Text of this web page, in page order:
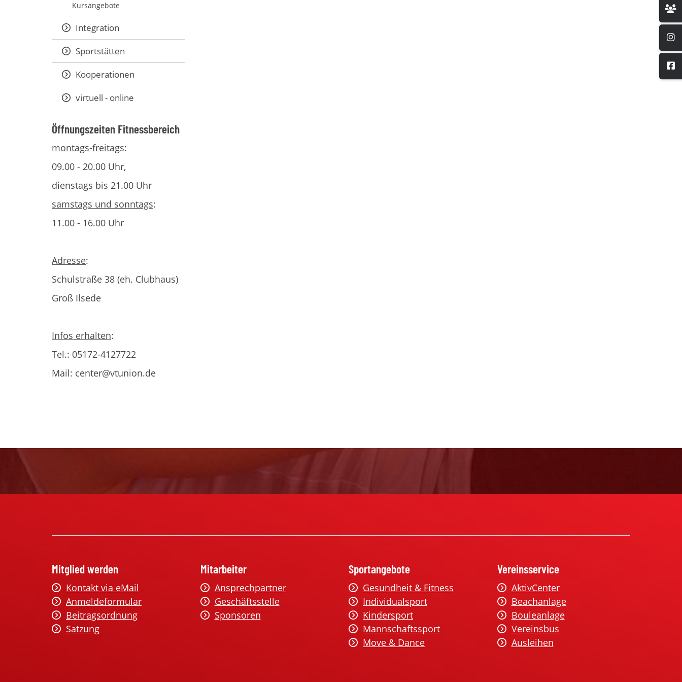
Kursangebote
Integration
Sportstätten
Kooperationen
virtuell - online
Öffnungszeiten Fitnessbereich
montags-freitags:
09.00 - 20.00 Uhr,
dienstags bis 21.00 Uhr
samstags und sonntags:
11.00 - 16.00 Uhr
Adresse:
Schulstraße 38 (eh. Clubhaus)
Groß Ilsede
Infos erhalten:
Tel.: 05172-4127722
Mail: center@vtunion.de
Mitglied werden
Kontakt via eMail
Anmeldeformular
Beitragsordnung
Satzung
Mitarbeiter
Ansprechpartner
Geschäftsstelle
Sponsoren
Sportangebote
Gesundheit & Fitness
Individualsport
Kindersport
Mannschaftssport
Move & Dance
Vereinsservice
AktivCenter
Beachanlage
Bouleanlage
Vereinsbus
Ausleihen